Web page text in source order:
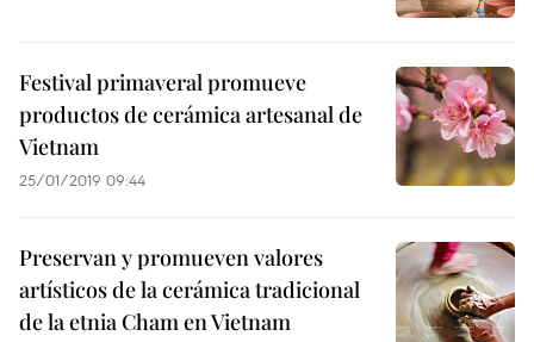
Festival primaveral promueve
productos de cerámica artesanal de
Vietnam
25/01/2019 09:44
Preservan y promueven valores
artísticos de la cerámica tradicional
de la etnia Cham en Vietnam